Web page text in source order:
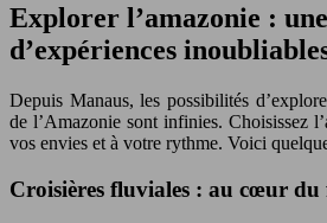
Explorer l’amazonie :
d’expériences
Depuis Manaus, les possibilités
de l’Amazonie sont infinies. Choisissez
vos envies et à votre rythme. Voici
Croisières fluviales : au cœur du